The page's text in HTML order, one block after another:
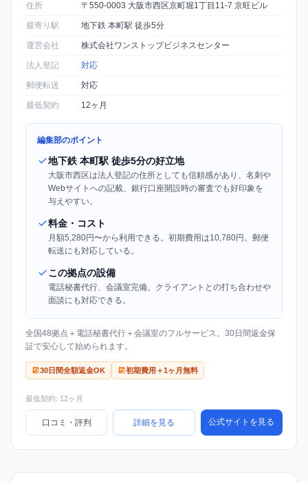
住所 〒550-0003 大阪市西区京町堀1丁目11-7 京旺ビル
最寄り駅 地下鉄 本町駅 徒歩5分
運営会社 株式会社ワンストップビジネスセンター
法人登記 対応
郵便転送 対応
最低契約 12ヶ月
編集部のポイント
地下鉄 本町駅 徒歩5分の好立地
大阪市西区は法人登記の住所としても信頼感があり、名刺や
Webサイトへの記載、銀行口座開設時の審査でも好印象を
与えやすい。
料金・コスト
月額5,280円〜から利用できる。初期費用は10,780円。郵便
転送にも対応している。
この拠点の設備
電話秘書代行、会議室完備。クライアントとの打ち合わせや
面談にも対応できる。
全国48拠点＋電話秘書代行＋会議室のフルサービス。30日間返金保
証で安心して始められます。
30日間全額返金OK 初期費用＋1ヶ月無料
最低契約: 12ヶ月
口コミ・評判 詳細を見る 公式サイトを見る